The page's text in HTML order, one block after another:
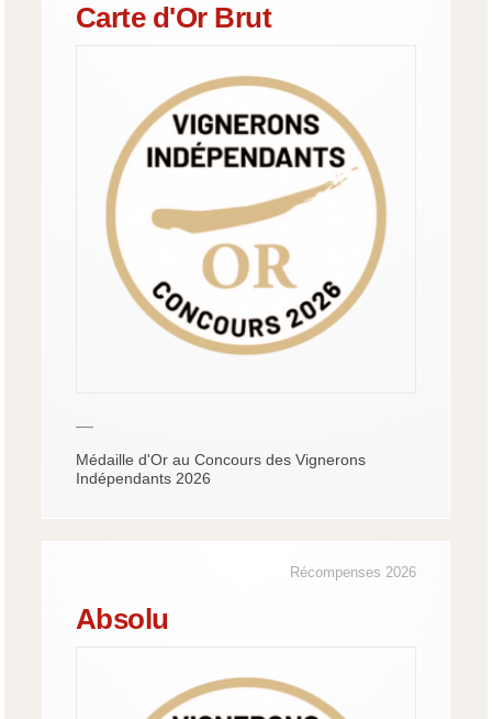
Carte d'Or Brut
—
Médaille d'Or au Concours des Vignerons
Indépendants 2026
Récompenses 2026
Absolu